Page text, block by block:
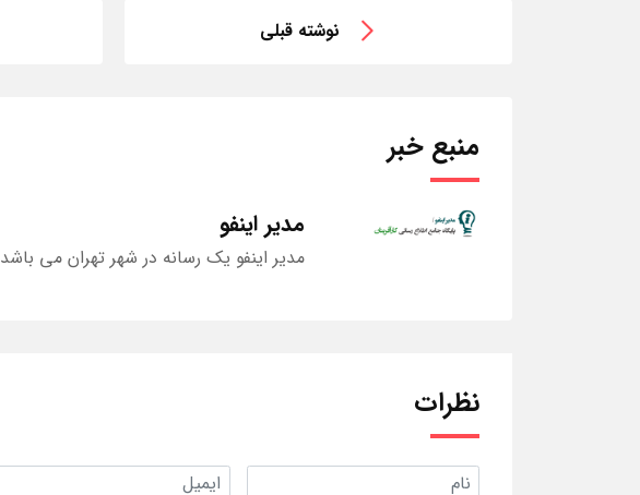
نوشته قبلی
منبع خبر
مدیر اینفو
مدیر اینفو یک رسانه در شهر تهران می باشد
نظرات